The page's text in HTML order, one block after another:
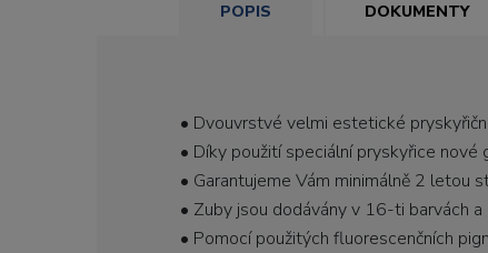
POPIS DOKUMENTY
• Dvouvrstvé velmi estetické
• Díky použití speciální pryskyřice
• Garantujeme Vám minimálně 2 letou
• Zuby jsou dodávány v 16-ti barvách
• Pomocí použitých fluorescenčních